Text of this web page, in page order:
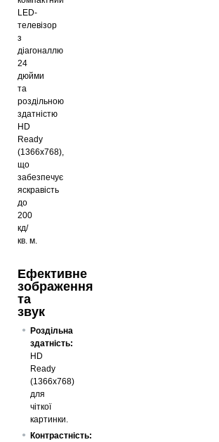
LED-
телевізор
з
діагоналлю
24
дюйми
та
роздільною
здатністю
HD
Ready
(1366x768),
що
забезпечує
яскравість
до
200
кд/
кв. м.
Ефективне
зображення
та
звук
Роздільна
здатність:
HD
Ready
(1366x768)
для
чіткої
картинки.
Контрастність: